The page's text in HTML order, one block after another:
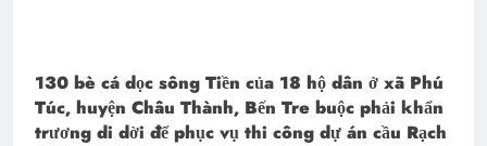
130 bè cá dọc sông Tiền của 18 hộ dân ở xã Phú
Túc, huyện Châu Thành, Bến Tre buộc phải khẩn
trương di dời để phục vụ thi công dự án cầu Rạch